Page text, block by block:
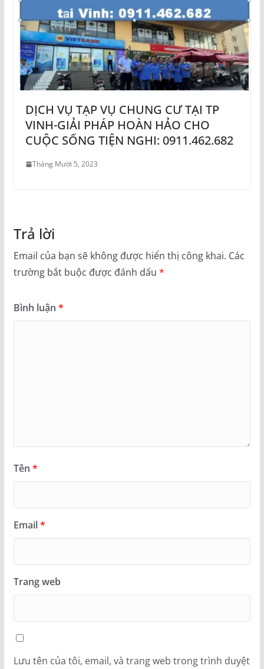
DỊCH VỤ TẠP VỤ CHUNG CƯ TẠI TP
VINH-GIẢI PHÁP HOÀN HẢO CHO
CUỘC SỐNG TIỆN NGHI: 0911.462.682
Tháng Mười 5, 2023
Trả lời
Email của bạn sẽ không được hiển thị công khai. Các
trường bắt buộc được đánh dấu *
Bình luận *
Tên *
Email*
Trang web
Lưu tên của tôi, email, và trang web trong trình duyệt